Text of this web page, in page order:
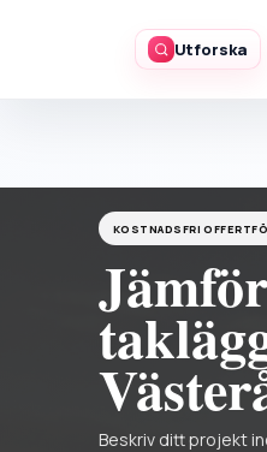
Utforska
KOSTNADSFRI
Jämför
Beskriv ditt projekt